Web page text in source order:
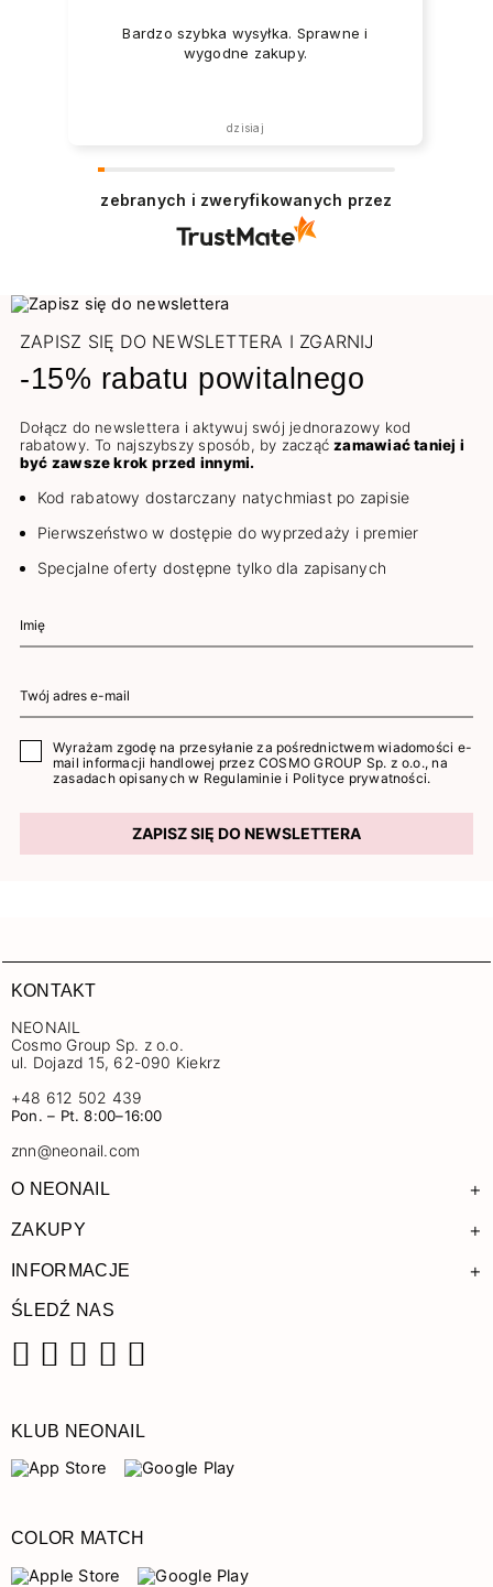
Bardzo szybka wysyłka. Sprawne i
wygodne zakupy.
dzisiaj
zebranych i zweryfikowanych przez
ZAPISZ SIĘ DO NEWSLETTERA I ZGARNIJ
-15% rabatu powitalnego
Dołącz do newslettera i aktywuj swój jednorazowy kod
rabatowy. To najszybszy sposób, by zacząćzamawiać taniej i
być zawsze krok przed innymi.
Kod rabatowy dostarczany natychmiast po zapisie
Pierwszeństwo w dostępie do wyprzedaży i premier
Specjalne oferty dostępne tylko dla zapisanych
Wyrażam zgodę na przesyłanie za pośrednictwem wiadomości e-
mail informacji handlowej przez COSMO GROUP Sp. z o.o., na
zasadach opisanych w Regulaminie i Polityce prywatności.
ZAPISZ SIĘ DO NEWSLETTERA
KONTAKT
NEONAIL
Cosmo Group Sp. z o.o.
ul. Dojazd 15, 62-090 Kiekrz
+48 612 502 439
Pon. – Pt. 8:00–16:00
znn@neonail.com
O NEONAIL +
ZAKUPY +
INFORMACJE +
ŚLEDŹ NAS
KLUB NEONAIL
COLOR MATCH